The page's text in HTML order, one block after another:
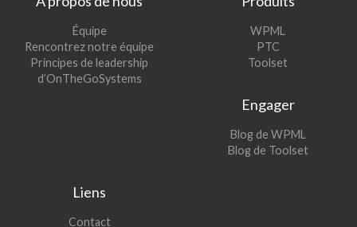
Équipe
Rencontrez notre équipe
Principes de leadership
d’OnTheGoSystems
WPML
une
PTC(s’ouvre
dans
fenêtre)
Toolset(s’ouvre
nouvelle
Engager
Blog de WPML
dans
Blog de Toolset(s’ouvre
Liens
Contact